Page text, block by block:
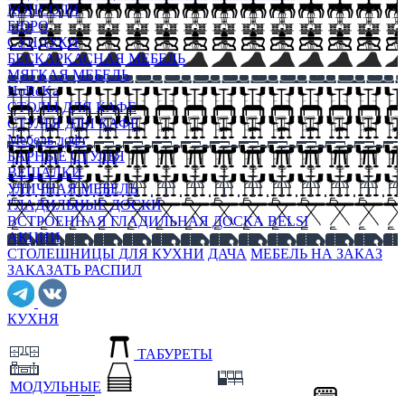
КОНСОЛИ
БЮРО
СУНДУКИ
БЕСКАРКАСНАЯ МЕБЕЛЬ
МЯГКАЯ МЕБЕЛЬ
HoReKa
СТОЛЫ ДЛЯ КАФЕ
СТУЛЬЯ ДЛЯ КАФЕ
Мебель лофт
БАРНЫЕ СТУЛЬЯ
ВЕШАЛКИ
УЛИЧНАЯ МЕБЕЛЬ
ГЛАДИЛЬНЫЕ ДОСКИ
ВСТРОЕННАЯ ГЛАДИЛЬНАЯ ДОСКА BELSI
АКЦИИ
СТОЛЕШНИЦЫ ДЛЯ КУХНИ ДАЧА МЕБЕЛЬ НА ЗАКАЗ
ЗАКАЗАТЬ РАСПИЛ
КУХНЯ
МОДУЛЬНЫЕ
ТАБУРЕТЫ